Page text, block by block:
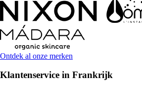
Ontdek al onze merken
Klantenservice in Frankrijk